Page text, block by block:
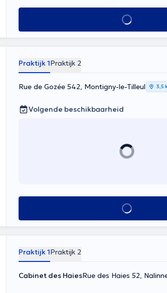
Alles zien
Praktijk 1Praktijk 2
Rue de Gozée 542, Montigny-le-Tilleul 3,5
Volgende beschikbaarheid
Alles zien
Praktijk 1Praktijk 2
Cabinet des HaiesRue des Haies 52,